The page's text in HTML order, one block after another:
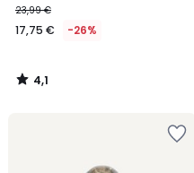
23,99 €
17,75 € -26%
4,1
/